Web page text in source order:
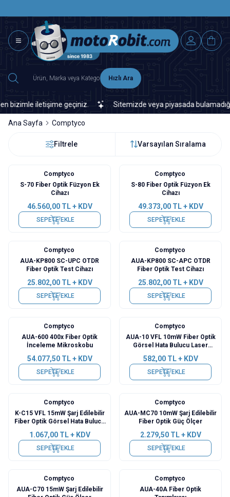
Hızlı Ara
iletişime geçiniz. Sitemizde veya piyasada
Ana Sayfa Comptyco
Filtrele Varsayılan Sıralama
Comptyco
S-70 Fiber Optik Füzyon Ek
Cihazı
46.560,00TL + KDV
SEPETE EKLE
Comptyco
S-80 Fiber Optik Füzyon Ek
Cihazı
49.373,00TL + KDV
SEPETE EKLE
Comptyco
AUA-KP800 SC-UPC OTDR
Fiber Optik Test Cihazı
25.802,00TL + KDV
SEPETE EKLE
Comptyco
AUA-KP800 SC-APC OTDR
Fiber Optik Test Cihazı
25.802,00TL + KDV
SEPETE EKLE
Comptyco
AUA-600 400x Fiber Optik
İnceleme Mikroskobu
54.077,50TL + KDV
SEPETE EKLE
Comptyco
AUA-10 VFL 10mW Fiber Optik
Görsel Hata Bulucu Laser
582,00TL + KDV
SEPETE EKLE
Comptyco
K-C15 VFL 15mW Şarj Edilebilir
Fiber Optik Görsel Hata Bulucu
1.067,00TL + KDV
SEPETE EKLE
Comptyco
AUA-MC70 10mW Şarj Edilebilir
Fiber Optik Güç Ölçer
2.279,50TL + KDV
SEPETE EKLE
Comptyco
AUA-C70 15mW Şarj Edilebilir
Comptyco
AUA-40A Fiber Optik